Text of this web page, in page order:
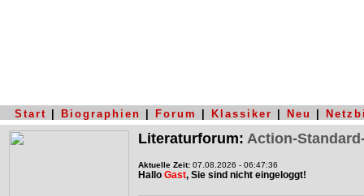
Start Biographien Forum Klassiker Neu
Literaturforum: Action-
Aktuelle Zeit: 07.08.2026 - 06:47:36
Hallo Gast, Sie sind nicht eingeloggt!